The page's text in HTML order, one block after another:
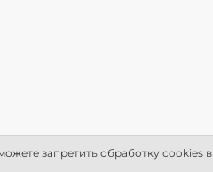
запретить обработку сookies в